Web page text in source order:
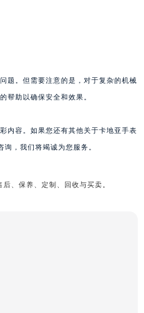
题。但需要注意的是，对于复杂的机械
帮助以确保安全和效果。
内容。如果您还有其他关于卡地亚手表
，我们将竭诚为您服务。